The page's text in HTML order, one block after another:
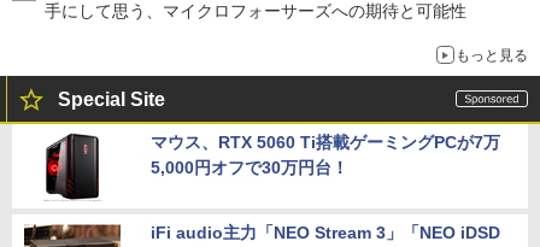
手にして思う、マイクロフォーサーズへの期待と可能性
もっと見る
Special Site
マウス、RTX 5060 Ti搭載ゲーミングPCが7万
5,000円オフで30万円台！
iFi audio主力「NEO Stream 3」「NEO iDSD